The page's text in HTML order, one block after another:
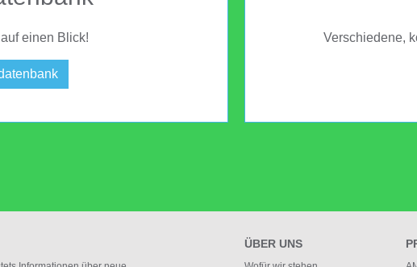
einen Blick! Verschiedene,
ÜBER UNS